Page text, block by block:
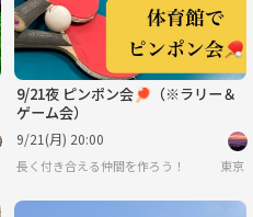
9/21夜 ピンポン会🏓（※ラリー＆
ゲーム会）
9/21(月) 20:00
長く付き合える仲間を作ろう！ 東京